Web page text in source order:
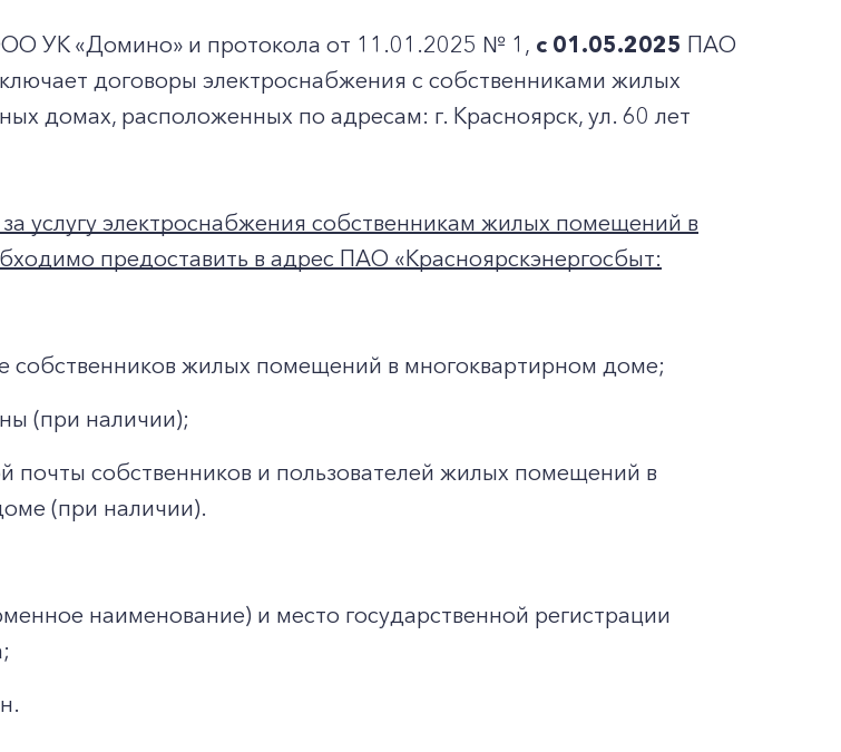
УК «Домино» и протокола от 11.01.2025 № 1, с 01.05.2025 ПАО
договоры электроснабжения с собственниками жилых
домах, расположенных по адресам: г. Красноярск, ул. 60 лет
услугу электроснабжения собственникам жилых помещений в
предоставить в адрес ПАО «Красноярскэнергосбыт:
собственников жилых помещений в многоквартирном доме;
(при наличии);
почты собственников и пользователей жилых помещений в
(при наличии).
наименование) и место государственной регистрации